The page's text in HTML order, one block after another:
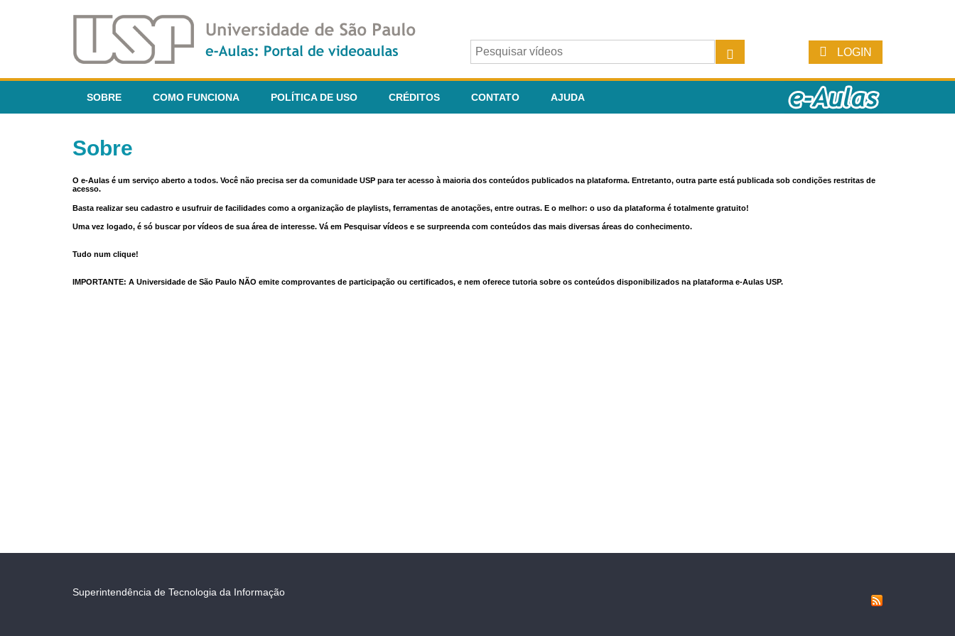
LOGIN
SOBRE COMO FUNCIONA POLÍTICA DE USO CRÉDITOS CONTATO AJUDA
Sobre
O e-Aulas é um serviço aberto a todos. Você não precisa ser da comunidade USP para ter acesso à maioria dos conteúdos publicados na plataforma. Entretanto, outra parte está publicada sob condições restritas de
acesso.
Basta realizar seu cadastro e usufruir de facilidades como a organização de playlists, ferramentas de anotações, entre outras. E o melhor: o uso da plataforma é totalmente gratuito!
Uma vez logado, é só buscar por vídeos de sua área de interesse. Vá em Pesquisar vídeos e se surpreenda com conteúdos das mais diversas áreas do conhecimento.
Tudo num clique!
IMPORTANTE: A Universidade de São Paulo NÃO emite comprovantes de participação ou certificados, e nem oferece tutoria sobre os conteúdos disponibilizados na plataforma e-Aulas USP.
Superintendência de Tecnologia da Informação